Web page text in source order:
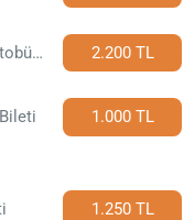
İstanbul - Kahramanmaraş Otobüs Bileti 2.200 TL
1.000 TL
1.250 TL